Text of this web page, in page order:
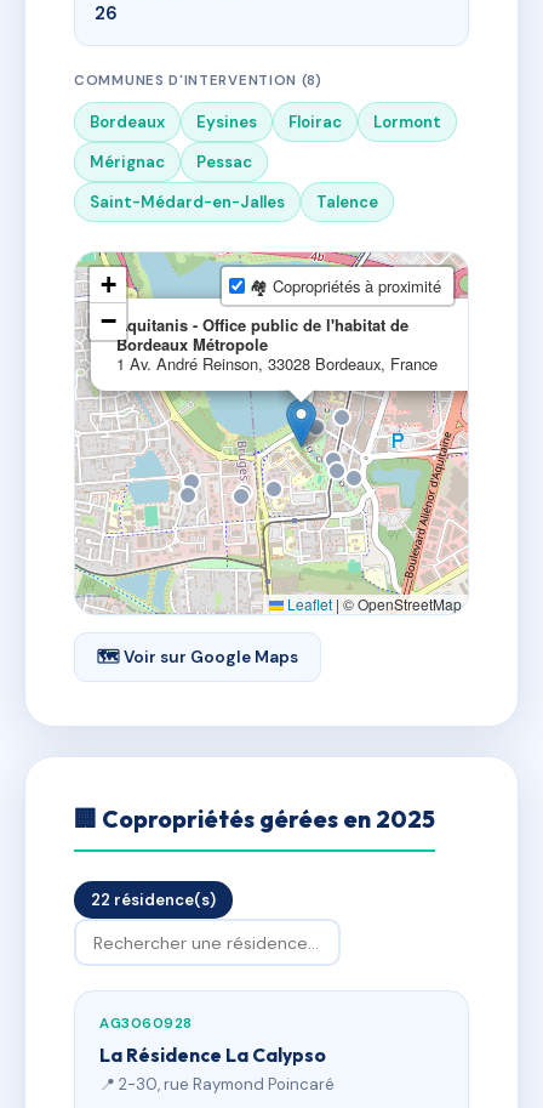
26
COMMUNES D'INTERVENTION (8)
Bordeaux Eysines Floirac
Lormont
Mérignac
Pessac
Saint-Médard-en-Jalles
Talence
Aquitanis - Office public de l'habitat de
Bordeaux Métropole
1 Av. André Reinson, 33028 Bordeaux, France
+
−
🏘 Copropriétés à proximité
Leaflet | © OpenStreetMap
🗺 Voir sur Google Maps
🏢 Copropriétés gérées en 2025
22 résidence(s)
AG3060928
La Résidence La Calypso
📍 2-30, rue Raymond Poincaré